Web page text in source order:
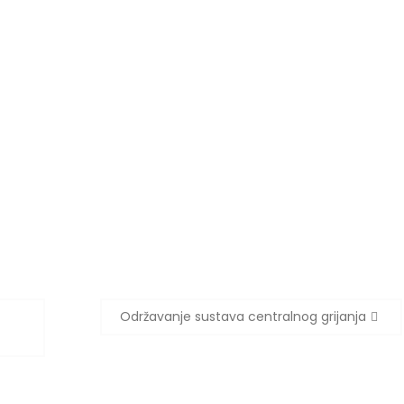
Održavanje sustava centralnog grijanja